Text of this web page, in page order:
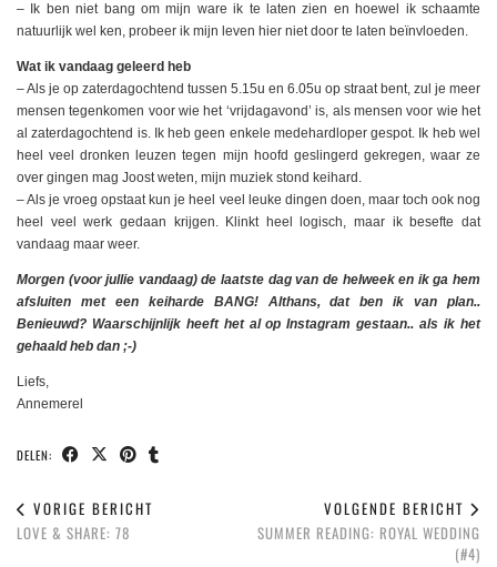
– Ik ben niet bang om mijn ware ik te laten zien en hoewel ik schaamte
natuurlijk wel ken, probeer ik mijn leven hier niet door te laten beïnvloeden.
Wat ik vandaag geleerd heb
– Als je op zaterdagochtend tussen 5.15u en 6.05u op straat bent, zul je meer
mensen tegenkomen voor wie het ‘vrijdagavond’ is, als mensen voor wie het
al zaterdagochtend is. Ik heb geen enkele medehardloper gespot. Ik heb wel
heel veel dronken leuzen tegen mijn hoofd geslingerd gekregen, waar ze
over gingen mag Joost weten, mijn muziek stond keihard.
– Als je vroeg opstaat kun je heel veel leuke dingen doen, maar toch ook nog
heel veel werk gedaan krijgen. Klinkt heel logisch, maar ik besefte dat
vandaag maar weer.
Morgen (voor jullie vandaag) de laatste dag van de helweek en ik ga hem
afsluiten met een keiharde BANG! Althans, dat ben ik van plan..
Benieuwd? Waarschijnlijk heeft het al op Instagram gestaan.. als ik het
gehaald heb dan ;-)
Liefs,
Annemerel
DELEN:
VORIGE BERICHT
LOVE & SHARE: 78
VOLGENDE BERICHT
SUMMER READING: ROYAL WEDDING
(#4)